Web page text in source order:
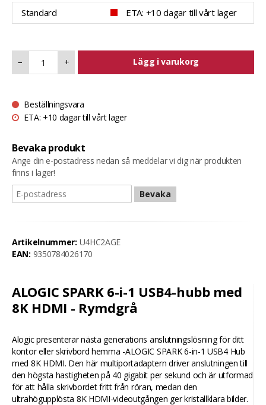
ALOGIC SPARK 6-i-1 USB4-hubb med
8K HDMI - Rymdgrå
Alogic presenterar nästa generations anslutningslösning för ditt
kontor eller skrivbord hemma -ALOGIC SPARK 6-in-1 USB4 Hub
med 8K HDMI. Den här multiportadaptern driver anslutningen till
den högsta hastigheten på 40 gigabit per sekund och är utformad
för att hålla skrivbordet fritt från röran, medan den
ultrahögupplösta 8K HDMI-videoutgången ger kristallklara bilder.
Standard ETA: +10 dagar till vårt lager
− + Lägg i varukorg
Beställningsvara
ETA: +10 dagar till vårt lager
Bevaka produkt
Ange din e-postadress nedan så meddelar vi dig när produkten
finns i lager!
Bevaka
Artikelnummer: U4HC2AGE
EAN: 9350784026170